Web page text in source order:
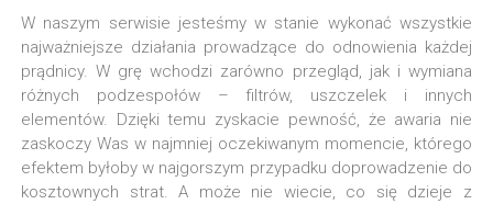
W naszym serwisie jesteśmy w stanie wykonać wszystkie
najważniejsze działania prowadzące do odnowienia każdej
prądnicy. W grę wchodzi zarówno przegląd, jak i wymiana
różnych podzespołów – filtrów, uszczelek i innych
elementów. Dzięki temu zyskacie pewność, że awaria nie
zaskoczy Was w najmniej oczekiwanym momencie, którego
efektem byłoby w najgorszym przypadku doprowadzenie do
kosztownych strat. A może nie wiecie, co się dzieje z